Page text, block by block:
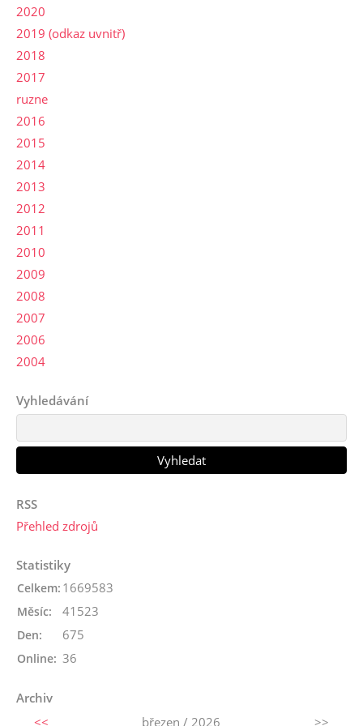
2020
2019 (odkaz uvnitř)
2018
2017
ruzne
2016
2015
2014
2013
2012
2011
2010
2009
2008
2007
2006
2004
Vyhledávání
RSS
Přehled zdrojů
Statistiky
Online: 36
Celkem: 1669583
Měsíc: 41523
Den: 675
Archiv
<<
březen / 2026 >>